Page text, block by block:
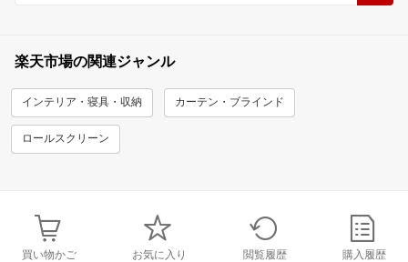
楽天市場の関連ジャンル
インテリア・寝具・収納 カーテン・ブラインド
ロールスクリーン
買い物かご お気に入り 閲覧履歴 購入履歴